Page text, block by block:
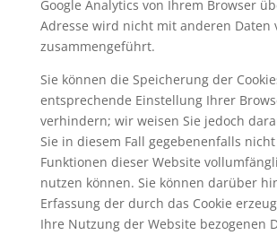
Google Analytics von Ihrem Browser
Adresse wird nicht mit anderen Daten
zusammengeführt.
Sie können die Speicherung der
entsprechende Einstellung Ihrer
verhindern; wir weisen Sie jedoch
Sie in diesem Fall gegebenenfalls
Funktionen dieser Website
nutzen können. Sie können darüber
Erfassung der durch das Cookie
Ihre Nutzung der Website bezogenen